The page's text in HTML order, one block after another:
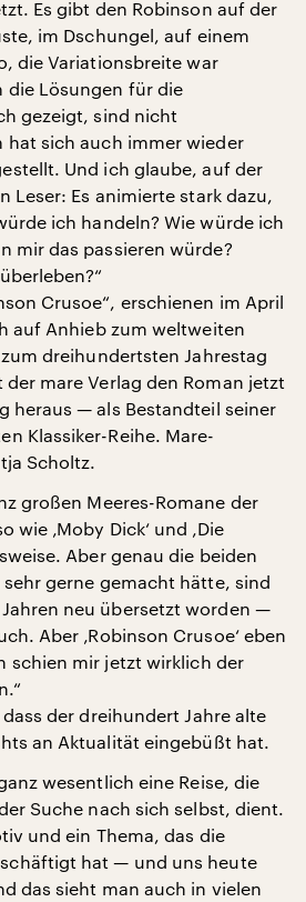
Es gibt den Robinson auf der
im Dschungel, auf einem
die Variationsbreite war
die Lösungen für die
gezeigt, sind nicht
hat sich auch immer wieder
Und ich glaube, auf der
Leser: Es animierte stark dazu,
ich handeln? Wie würde ich
mir das passieren würde?
Crusoe“, erschienen im April
auf Anhieb zum weltweiten
dreihundertsten Jahrestag
mare Verlag den Roman jetzt
heraus — als Bestandteil seiner
Klassiker-Reihe. Mare-
Scholtz.
großen Meeres-Romane der
wie ‚Moby Dick‘ und ‚Die
Aber genau die beiden
gerne gemacht hätte, sind
neu übersetzt worden —
Aber ‚Robinson Crusoe‘ eben
schien mir jetzt wirklich der
der dreihundert Jahre alte
an Aktualität eingebüßt hat.
wesentlich eine Reise, die
Suche nach sich selbst, dient.
und ein Thema, das die
hat — und uns heute
das sieht man auch in vielen